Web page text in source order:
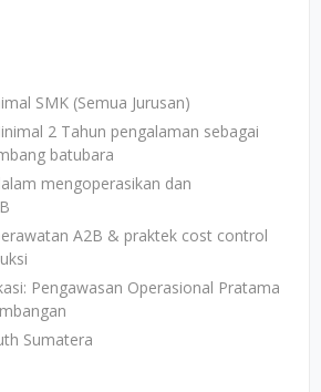
SMK (Semua Jurusan)
2 Tahun pengalaman sebagai
batubara
mengoperasikan dan
A2B & praktek cost control
Pengawasan Operasional Pratama
Sumatera